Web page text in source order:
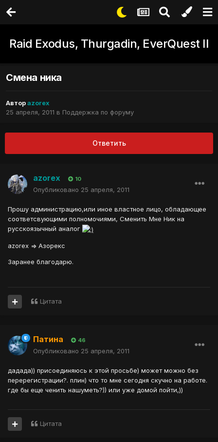
Raid Exodus, Thurgadin, EverQuest II
Смена ника
Авторazorex
25 апреля, 2011 в Поддержка по форуму
Ответить
azorex 10
Опубликовано 25 апреля, 2011
Прошу администрацию,или иное властное лицо, обладающее
соответсвующими полномочиями, Сменить Мне Ник на
русскоязычный аналог
azorex => Азорекс
Заранее благодарю.
Цитата
Патина 46
Опубликовано 25 апреля, 2011
дадада)) присоединяюсь к этой просьбе) может можно без
перерегистрации?. плин) что то мне сегодня скучно на работе.
где бы еще ченить нашуметь?)) или уже домой пойти,))
Цитата